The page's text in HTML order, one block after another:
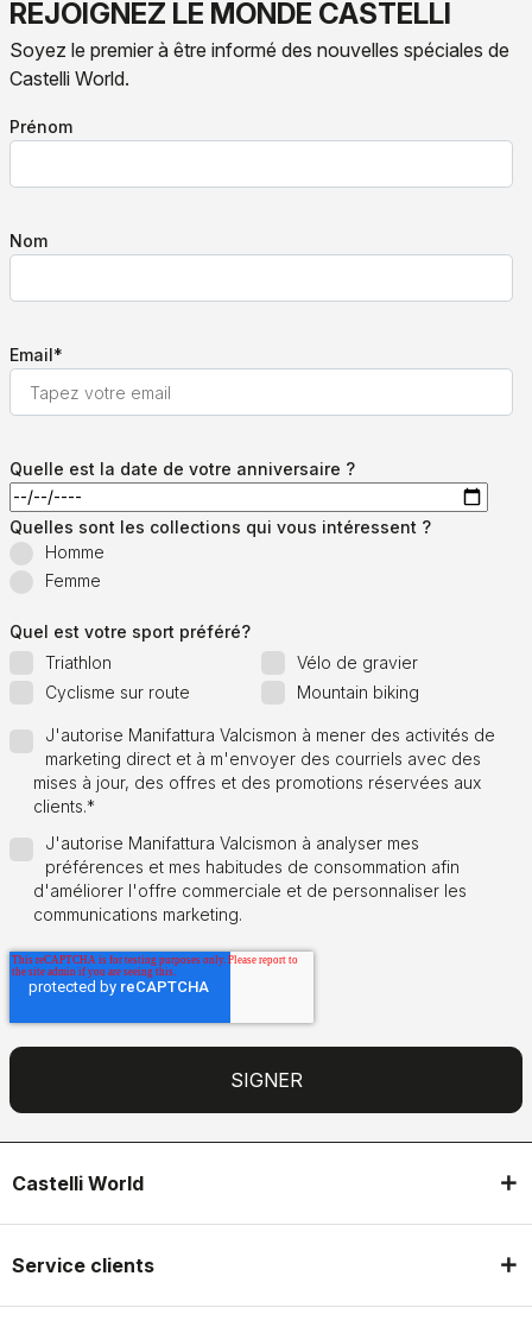
REJOIGNEZ LE MONDE CASTELLI
Soyez le premier à être informé des nouvelles spéciales de
Castelli World.
Prénom
Nom
Email*
Quelle est la date de votre anniversaire ?
Quelles sont les collections qui vous intéressent ?
Homme
Femme
Quel est votre sport préféré?
Triathlon
Vélo de gravier
Cyclisme sur route
Mountain biking
J'autorise Manifattura Valcismon à mener des activités de
marketing direct et à m'envoyer des courriels avec des
mises à jour, des offres et des promotions réservées aux
clients.*
J'autorise Manifattura Valcismon à analyser mes
préférences et mes habitudes de consommation afin
d'améliorer l'offre commerciale et de personnaliser les
communications marketing.
Castelli World
Service clients